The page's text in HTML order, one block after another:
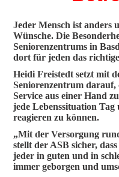
Jeder Mensch ist anders
Wünsche. Die
Seniorenzentrums in
dort für jeden das
Heidi Freistedt setzt mit
Seniorenzentrum darauf,
Service aus einer Hand
jede Lebenssituation Tag
reagieren zu können.
„Mit der Versorgung
stellt der ASB sicher,
jeder in guten und in
immer geborgen und